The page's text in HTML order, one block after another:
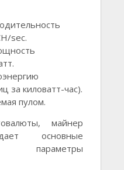
sec.
за киловатт-час).
пулом.
майнер
основные
параметры